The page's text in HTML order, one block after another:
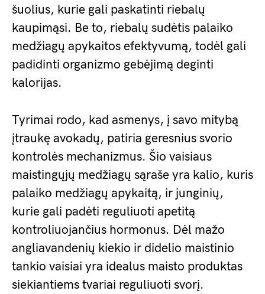
šuolius, kurie gali paskatinti riebalų
kaupimąsi. Be to, riebalų sudėtis palaiko
medžiagų apykaitos efektyvumą, todėl gali
padidinti organizmo gebėjimą deginti
kalorijas.
Tyrimai rodo, kad asmenys, į savo mitybą
įtraukę avokadų, patiria geresnius svorio
kontrolės mechanizmus. Šio vaisiaus
maistingųjų medžiagų sąraše yra kalio, kuris
palaiko medžiagų apykaitą, ir junginių,
kurie gali padėti reguliuoti apetitą
kontroliuojančius hormonus. Dėl mažo
angliavandenių kiekio ir didelio maistinio
tankio vaisiai yra idealus maisto produktas
siekiantiems tvariai reguliuoti svorį.